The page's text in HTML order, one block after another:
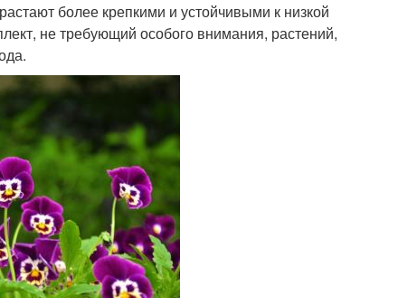
более крепкими и устойчивыми к низкой
не требующий особого внимания, растений,